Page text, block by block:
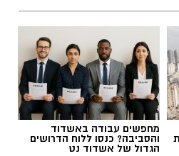
מחפשים עבודה באשדוד
והסביבה? כנסו ללוח הדרושים
הגדול של אשדוד נט